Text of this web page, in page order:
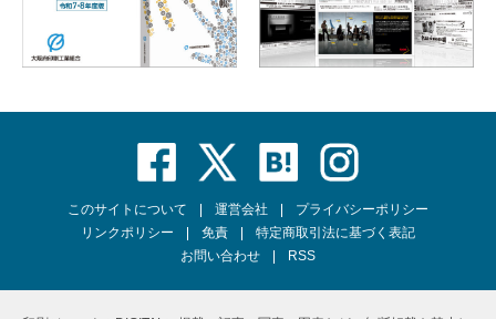
このサイトについて 運営会社
プライバシーポリシー
リンクポリシー
免責
特定商取引法に基づく表記
お問い合わせ
RSS